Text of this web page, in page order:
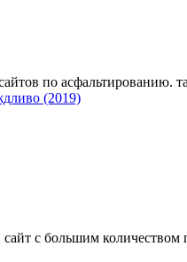
по асфальтированию.
(2019)
с большим количеством